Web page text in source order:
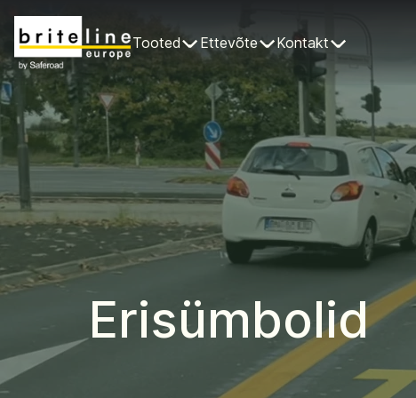
Tooted Ettevõte Kontakt
Erisümbolid